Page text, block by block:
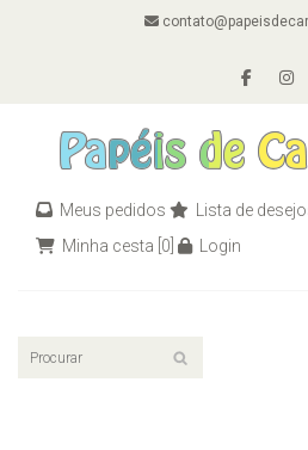
Meus pedidos Lista de
Minha cesta [0] Login